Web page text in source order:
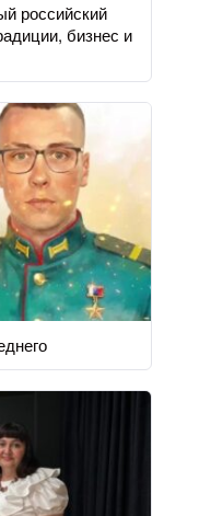
российский
бизнес и